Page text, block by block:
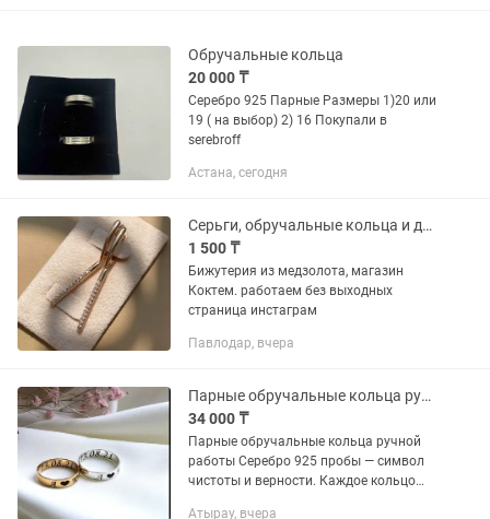
Обручальные кольца
20 000 ₸
Серебро 925 Парные Размеры 1)20 или
19 ( на выбор) 2) 16 Покупали в
serebroff
Астана, сегодня
Серьги, обручальные кольца и другие
1 500 ₸
Бижутерия из медзолота, магазин
Коктем. работаем без выходных
страница инстаграм
Павлодар, вчера
Парные обручальные кольца ручной работы
34 000 ₸
Парные обручальные кольца ручной
работы Серебро 925 пробы — символ
чистоты и верности. Каждое кольцо
Атырау, вчера